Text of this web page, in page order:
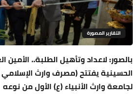
التقارير المصورة
بالصور: لاعداد وتأهيل الطلبة.. الأمين
الحسينية يفتتح (مصرف وارث الإسلامي
لجامعة وارث الأنبياء (ع) الأول من نوعه